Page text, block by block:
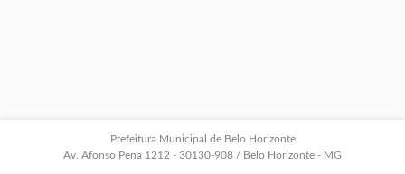
Prefeitura Municipal de Belo Horizonte
Av. Afonso Pena 1212 - 30130-908 / Belo Horizonte - MG